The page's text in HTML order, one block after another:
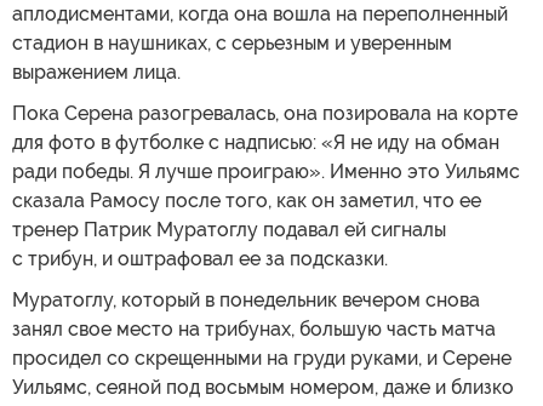
аплодисментами, когда она вошла на переполненный
стадион в наушниках, с серьезным и уверенным
выражением лица.
Пока Серена разогревалась, она позировала на корте
для фото в футболке с надписью: «Я не иду на обман
ради победы. Я лучше проиграю». Именно это Уильямс
сказала Рамосу после того, как он заметил, что ее
тренер Патрик Муратоглу подавал ей сигналы
с трибун, и оштрафовал ее за подсказки.
Муратоглу, который в понедельник вечером снова
занял свое место на трибунах, большую часть матча
просидел со скрещенными на груди руками, и Серене
Уильямс, сеяной под восьмым номером, даже и близко